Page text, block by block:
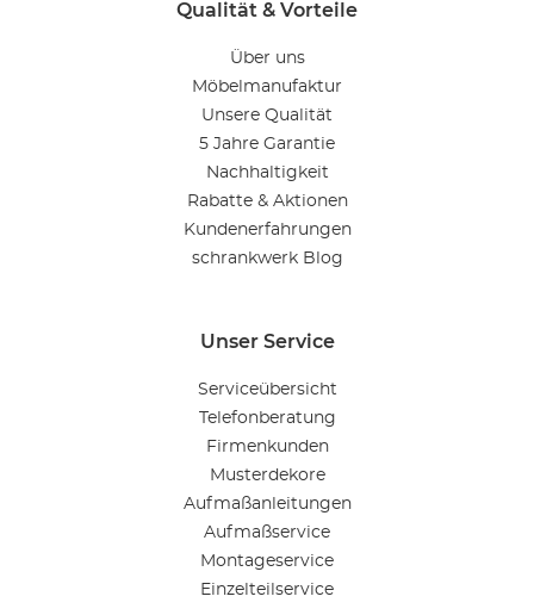
Qualität & Vorteile
Über uns
Möbelmanufaktur
Unsere Qualität
5 Jahre Garantie
Nachhaltigkeit
Rabatte & Aktionen
Kundenerfahrungen
schrankwerk Blog
Unser Service
Serviceübersicht
Telefonberatung
Firmenkunden
Musterdekore
Aufmaßanleitungen
Aufmaßservice
Montageservice
Einzelteilservice